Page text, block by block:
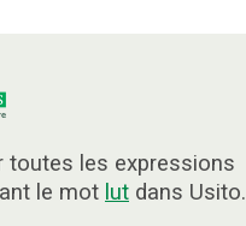
toutes les expressions
le mot lut dans Usito.